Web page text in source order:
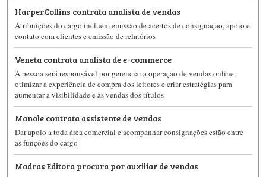
HarperCollins contrata analista de vendas
Atribuições do cargo incluem emissão de acertos de consignação, apoio e
contato com clientes e emissão de relatórios
Veneta contrata analista de e-commerce
A pessoa será responsável por gerenciar a operação de vendas online,
otimizar a experiência de compra dos leitores e criar estratégias para
aumentar a visibilidade e as vendas dos títulos
Manole contrata assistente de vendas
Dar apoio a toda área comercial e acompanhar consignações estão entre
as funções do cargo
Madras Editora procura por auxiliar de vendas